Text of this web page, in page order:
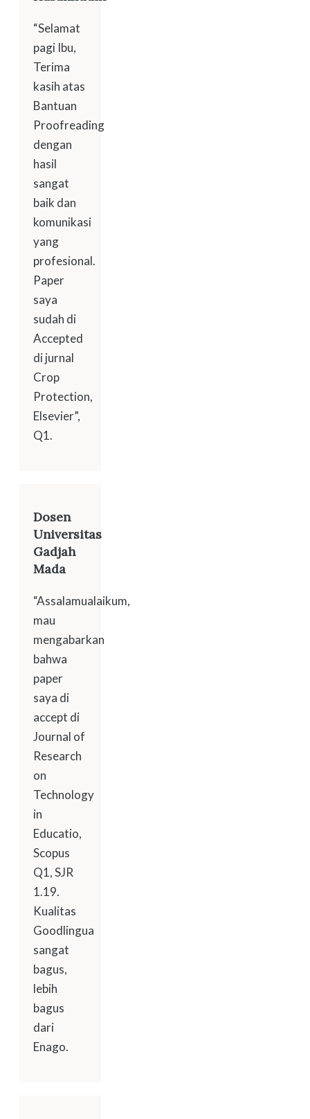
“Selamat
pagi Ibu,
Terima
kasih atas
Bantuan
Proofreading
dengan
hasil
sangat
baik dan
komunikasi
yang
profesional.
Paper
saya
sudah di
Accepted
di jurnal
Crop
Protection,
Elsevier”,
Q1.
Dosen
Universitas
Gadjah
Mada
“Assalamualaikum,
mau
mengabarkan
bahwa
paper
saya di
accept di
Journal of
Research
on
Technology
in
Educatio,
Scopus
Q1, SJR
1.19.
Kualitas
Goodlingua
sangat
bagus,
lebih
bagus
dari
Enago.